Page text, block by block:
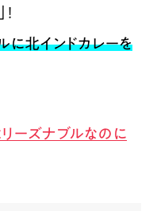
に北インドカレーを
ーズナブルなのに